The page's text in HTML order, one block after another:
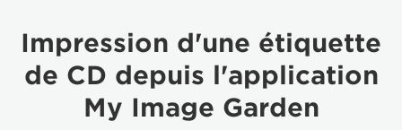
Impression d'une étiquette
de CD depuis l'application
My Image Garden